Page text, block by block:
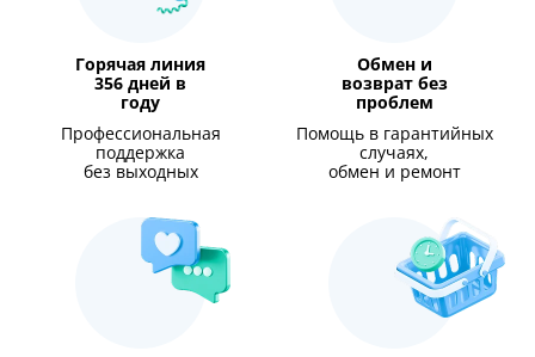
Горячая линия
356 дней в
году
Профессиональная
поддержка
без выходных
Обмен и
возврат без
проблем
Помощь в гарантийных
случаях,
обмен и ремонт